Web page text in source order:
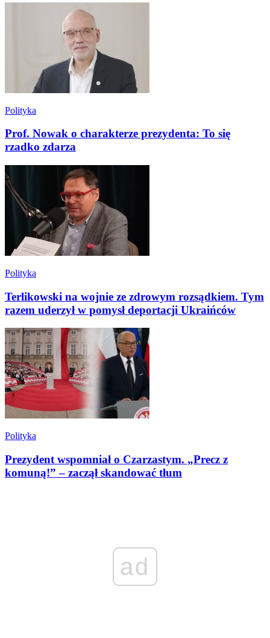
Polityka
Prof. Nowak o charakterze prezydenta: To się
rzadko zdarza
Polityka
Terlikowski na wojnie ze zdrowym rozsądkiem. Tym
razem uderzył w pomysł deportacji Ukraińców
Polityka
Prezydent wspomniał o Czarzastym. „Precz z
komuną!” – zaczął skandować tłum
ad